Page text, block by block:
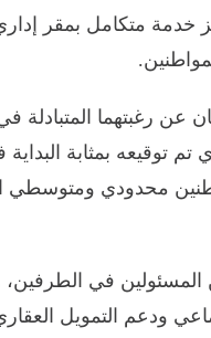
متكامل بمقر إداري
رغبتهما المتبادلة
تم توقيعه بمثابة
محدودي
في
ودعم التمويل